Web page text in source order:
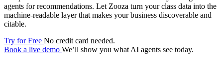
agents for recommendations. Let Zooza turn your class data into the
machine-readable layer that makes your business discoverable and
citable.
Try for Free No credit card needed.
Book a live demo We’ll show you what AI agents see today.